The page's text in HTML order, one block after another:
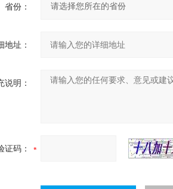
省份：
地址：
说明：
证码：